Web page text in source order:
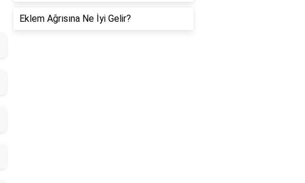
Eklem Ağrısına Ne İyi Gelir?